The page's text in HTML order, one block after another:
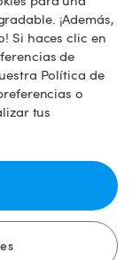
¡Además,
Si haces clic en
de
Política de
o
tus